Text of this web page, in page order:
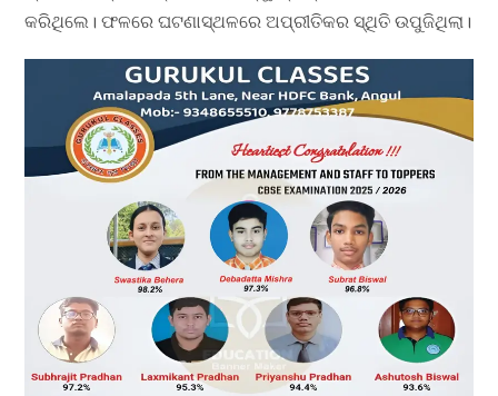
କରିଥିଲେ। ଫଳରେ ଘଟଣାସ୍ଥଳରେ ଅପ୍ରୀତିକର ସ୍ଥିତି ଉପୁଜିଥିଲା।